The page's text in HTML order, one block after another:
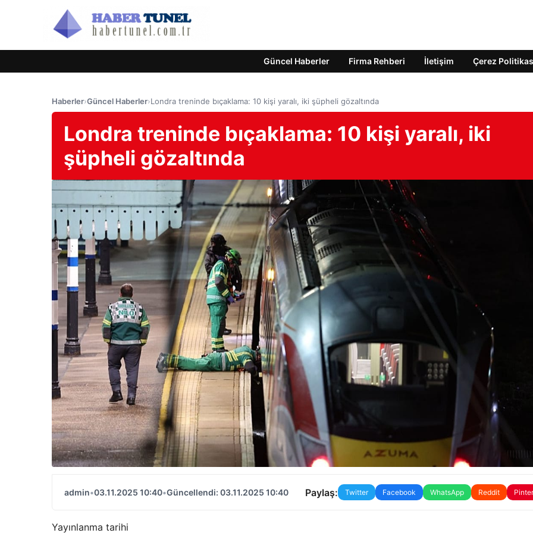
Güncel Haberler Firma Rehberi İletişim Çerez
Haberler›Güncel Haberler›Londra treninde bıçaklama: 10 kişi yaralı, iki şüpheli gözaltında
Londra treninde bıçaklama: 10 kişi yaralı, iki
şüpheli gözaltında
admin•03.11.2025 10:40•Güncellendi: 03.11.2025 10:40 Paylaş: Twitter Facebook WhatsApp Reddit
Yayınlanma tarihi